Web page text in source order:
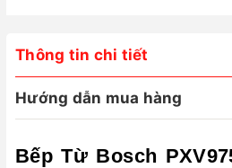
Thông tin chi tiết
Hướng dẫn mua hàng
Bếp Từ Bosch